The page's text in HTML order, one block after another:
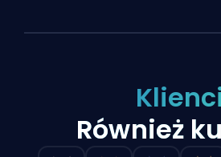
Również